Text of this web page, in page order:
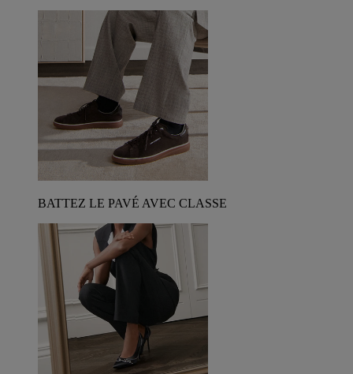
BATTEZ LE PAVÉ AVEC CLASSE